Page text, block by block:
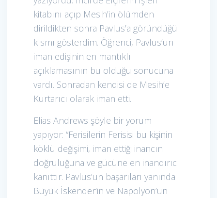
kitabını açıp Mesih’in ölümden
dirildikten sonra Pavlus’a göründüğü
kısmı gösterdim. Öğrenci, Pavlus’un
iman edişinin en mantıklı
açıklamasının bu olduğu sonucuna
vardı. Sonradan kendisi de Mesih’e
Kurtarıcı olarak iman etti.
Elias Andrews şöyle bir yorum
yapıyor: “Ferisilerin Ferisisi bu kişinin
köklü değişimi, iman ettiği inancın
doğruluğuna ve gücüne en inandırıcı
kanıttır. Pavlus’un başarıları yanında
Büyük İskender’in ve Napolyon’un